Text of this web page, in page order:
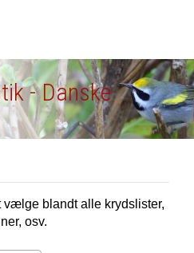
- Danske
vælge blandt alle krydslister,
osv.